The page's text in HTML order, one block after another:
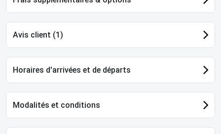
Avis client (1)
Horaires d'arrivées et de départs
Modalités et conditions